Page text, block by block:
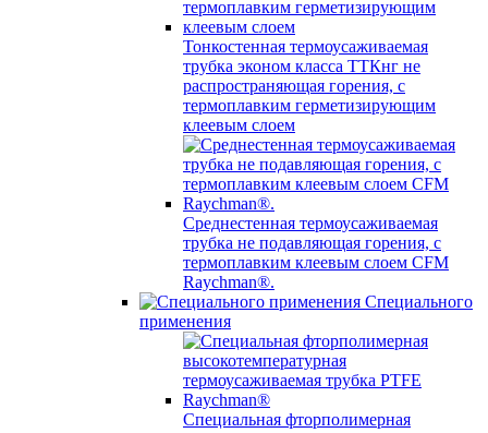
Тонкостенная термоусаживаемая
трубка эконом класса ТТКнг не
распространяющая горения, с
термоплавким герметизирующим
клеевым слоем
Среднестенная термоусаживаемая
трубка не подавляющая горения, с
термоплавким клеевым слоем CFM
Raychman®.
Специального
применения
Специальная фторполимерная